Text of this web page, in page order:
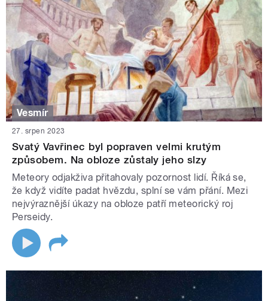
Vesmír
27. srpen 2023
Svatý Vavřinec byl popraven velmi krutým
způsobem. Na obloze zůstaly jeho slzy
Meteory odjakživa přitahovaly pozornost lidí. Říká se,
že když vidíte padat hvězdu, splní se vám přání. Mezi
nejvýraznější úkazy na obloze patří meteorický roj
Perseidy.